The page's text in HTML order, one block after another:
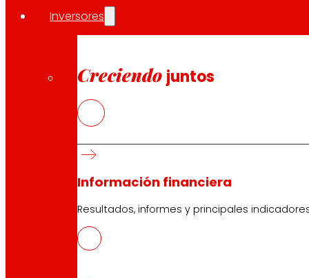
Inversores
Creciendo juntos
Información financiera
Resultados, informes y principales
Compartir en: